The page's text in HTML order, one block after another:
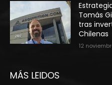
Tomás
tras
Chilenas
12
MÁS LEIDOS